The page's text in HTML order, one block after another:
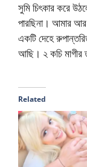
সুমি চিৎকার করে
পারছিনা। আমার
একটি দেহে
আছি। ২ কচি
Related